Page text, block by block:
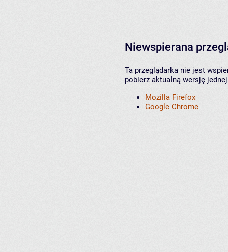
Niewspierana
Ta przeglądarka nie jest
pobierz aktualną wersję
Mozilla Firefox
Google Chrome